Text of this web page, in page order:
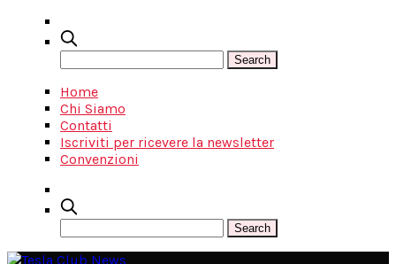
Home
Chi Siamo
Contatti
Iscriviti per ricevere la newsletter
Convenzioni